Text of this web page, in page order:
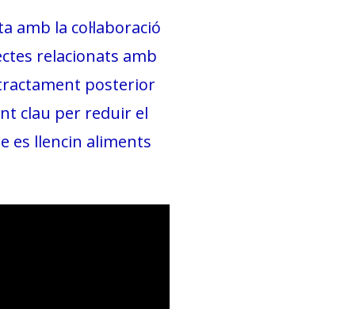
amb la col·laboració
relacionats amb
posterior
clau per reduir el
es llencin aliments